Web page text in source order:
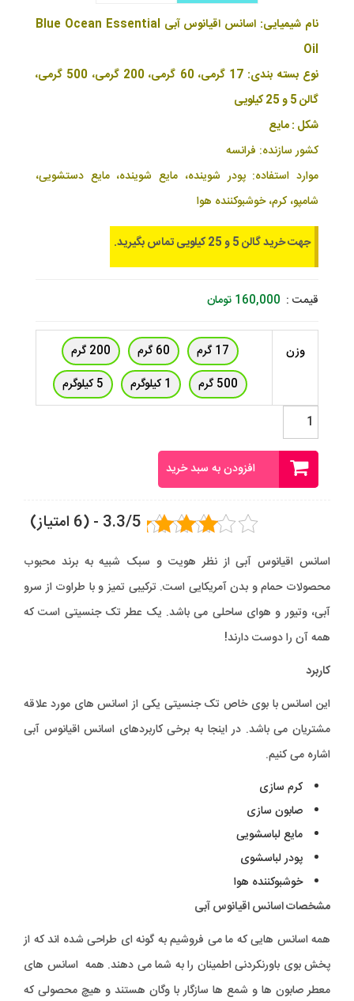
نام شیمیایی: اسانس اقیانوس آبی Blue Ocean Essential
Oil
نوع بسته بندی: 17 گرمی، 60 گرمی، 200 گرمی، 500 گرمی،
گالن 5 و 25 کیلویی
شکل : مایع
کشور سازنده: فرانسه
موارد استفاده: پودر شوینده، مایع شوینده، مایع دستشویی،
شامپو، کرم، خوشبوکننده هوا
جهت خرید گالن 5 و 25 کیلویی تماس بگیرید.
قیمت : 160,000 تومان
وزن 17 گرم 60 گرم
200 گرم
500 گرم
1 کیلوگرم
5 کیلوگرم
اسانس
اقیانوس
آبی
فرانسوی
عدد
افزودن به سبد خرید
3.3/5 - (6 امتیاز)
اسانس اقیانوس آبی از نظر هویت و سبک شبیه به برند محبوب
محصولات حمام و بدن آمریکایی است. ترکیبی تمیز و با طراوت از سرو
آبی، وتیور و هوای ساحلی می باشد. یک عطر تک جنسیتی است که
همه آن را دوست دارند!
کاربرد
این اسانس با بوی خاص تک جنسیتی یکی از اسانس های مورد علاقه
مشتریان می باشد. در اینجا به برخی کاربردهای اسانس اقیانوس آبی
اشاره می کنیم.
کرم سازی
صابون سازی
مایع لباسشویی
پودر لباسشوی
خوشبوکننده هوا
مشخصات اسانس اقیانوس آبی
همه اسانس هایی که ما می فروشیم به گونه ای طراحی شده اند که از
پخش بوی باورنکردنی اطمینان را به شما می دهند. همه اسانس های
معطر صابون ها و شمع ها سازگار با وگان هستند و هیچ محصولی که